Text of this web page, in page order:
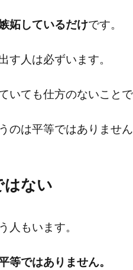
妬しているだけです。
す人は必ずいます。
いても仕方のないことで
のは平等ではありません
はない
人もいます。
等ではありません。